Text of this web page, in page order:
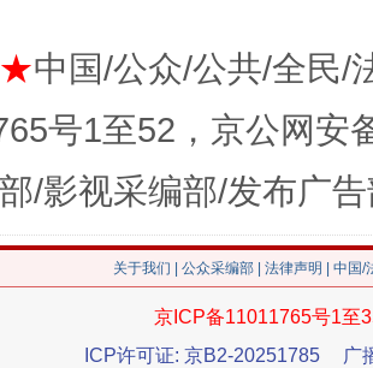
中国/公众/公共/全民/
号1至52，京公网安
/影视采编部/发布广
关于我们 公众采编部 法律声明 | 中国
京ICP备11011765号1至
ICP许可证: 京B2-20251785
广